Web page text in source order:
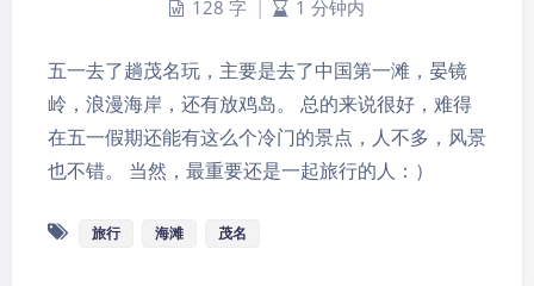
128 字 | 1 分钟内
五一去了趟茂名玩，主要是去了中国第一滩，晏镜
岭，浪漫海岸，还有放鸡岛。 总的来说很好，难得
在五一假期还能有这么个冷门的景点，人不多，风景
也不错。 当然，最重要还是一起旅行的人：）
旅行 海滩 茂名